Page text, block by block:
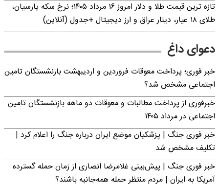
تازه ترین قیمت طلا و دلار امروز ۱۶ مرداد ۱۴۰۵؛ نرخ سکه پارسیان،
طلای ۱۸ عیار، دینار عراق و ارز دیجیتال +جدول (آنلاین)
دعوای داغ
خبر فوری؛ پرداخت معوقات فروردین و اردیبهشت بازنشستگان تامین
اجتماعی مشخص شد؟
خبرفوری از پرداخت مطالبات و معوقات دو ماهه بازنشستگان تامین
اجتماعی در مرداد ۱۴۰۵
خبر فوری جنگ | پزشکیان موضع ایران درباره جنگ را اعلام کرد |
تکلیف مشخص شد
خبر فوری جنگ | پیش‌بینی غلامرضا انصاری از زمان حمله گسترده
آمریکا به ایران | مردم منتظر حمله همه‌جانبه باشند؟